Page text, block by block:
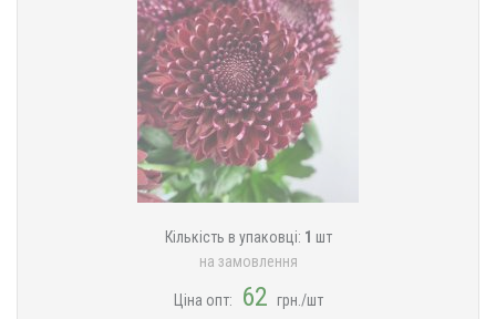
Кількість в упаковці: 1 шт
на замовлення
Ціна опт: 62 грн./шт